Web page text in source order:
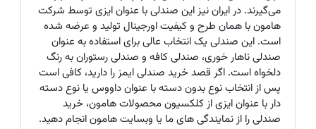
می‌گیرند. در ایران نیز این صندلی با عنوان ایزی توسط شرکت
هامون با همان طرح و کیفیت اورجینال تولید و عرضه شده
است. این صندلی یک انتخاب عالی برای استفاده به عنوان
صندلی ناهار خوری، صندلی کافه و صندلی رستوران به رنگ
دلخواه است. اگر قصد خرید صندلی ایمز را دارید، کافی است
پس از انتخاب نوع بدون دسته با عنوان داووس یا نوع دسته
دار با عنوان ایزی از کلکسیون محصولات هامون، خرید
صندلی را از نمایندگی های ما یا وبسایت هامون انجام دهید.